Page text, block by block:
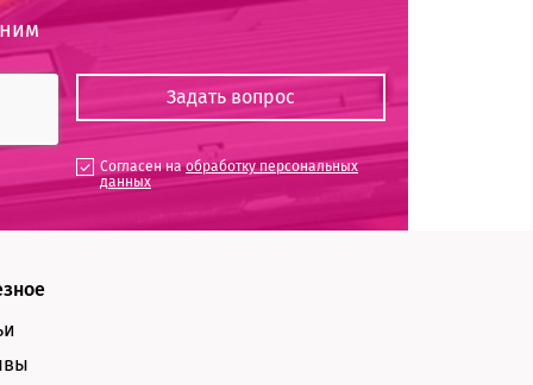
Согласен наобработку персональных
данных